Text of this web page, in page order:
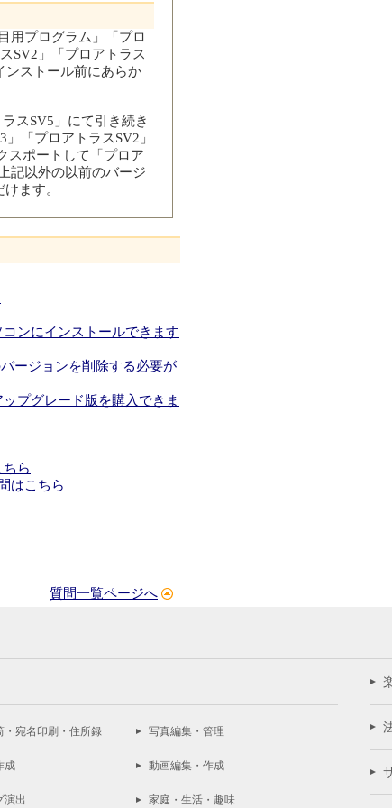
用プログラム」「プロ
SV2」「プロアトラス
ンストール前にあらか
スSV5」にて引き続き
「プロアトラスSV2」
スポートして「プロア
記以外の以前のバージ
ます。
ンにインストールできます
ージョンを削除する必要が
プグレード版を購入できま
ら
はこちら
質問一覧ページへ
・宛名印刷・住所録 写真編集・管理
成 動画編集・作成
演出 家庭・生活・趣味